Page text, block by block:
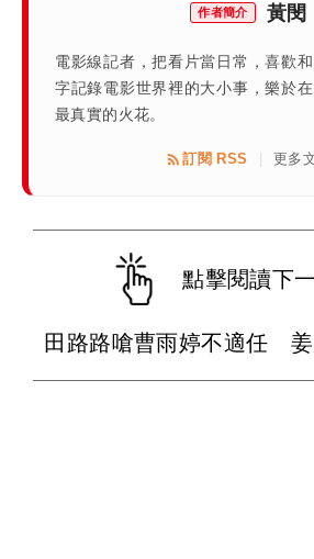
作者簡介 黃閔
電影線記者，把看片當日常，喜歡
字記錄電影世界裡的大小事，樂於
最真實的火花。
訂閱 RSS 更多
點擊閱讀下
田路路嗆曹雨婷不適任